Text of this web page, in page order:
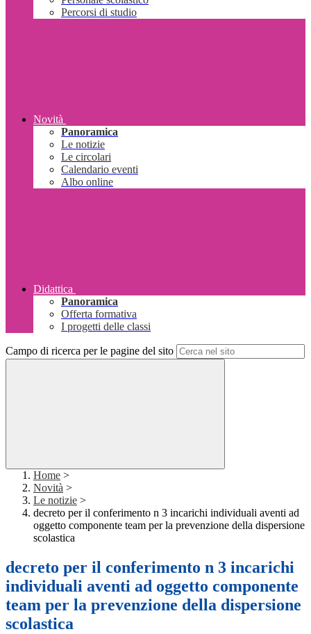
Percorsi di studio
Novità
Panoramica
Le notizie
Le circolari
Calendario eventi
Albo online
Didattica
Panoramica
Offerta formativa
I progetti delle classi
Campo di ricerca per le pagine del sito
Home >
Novità >
Le notizie >
decreto per il conferimento n 3 incarichi individuali aventi ad
oggetto componente team per la prevenzione della dispersione
scolastica
decreto per il conferimento n 3 incarichi
individuali aventi ad oggetto componente
team per la prevenzione della dispersione
scolastica